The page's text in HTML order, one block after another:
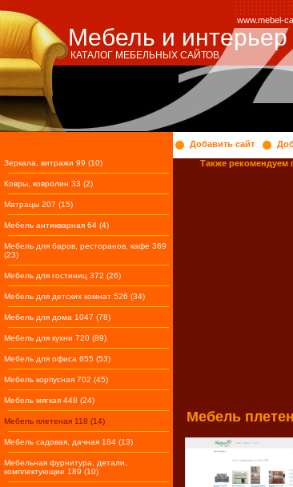
Мебель и интерьер
www.mebel-
КАТАЛОГ МЕБЕЛЬНЫХ САЙТОВ
Зеркала, витражи 99 (10)
Ковры, ковролин 33 (2)
Матрацы 207 (15)
Мебель антикварная 64 (4)
Мебель для баров, ресторанов, кафе 369
(23)
Мебель для гостиниц 372 (26)
Мебель для детских комнат 526 (34)
Мебель для дома 1047 (78)
Мебель для кухни 720 (89)
Мебель для офиса 655 (53)
Мебель корпусная 702 (45)
Мебель мягкая 448 (24)
Мебель плетеная 118 (14)
Мебель садовая, дачная 184 (13)
Мебельная фурнитура, детали,
комплектующие 189 (10)
Добавить сайт
Также рекомендуем
Мебель